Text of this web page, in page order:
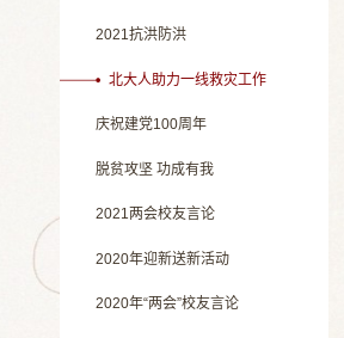
2021抗洪防洪
北大人助力一线救灾工作
庆祝建党100周年
脱贫攻坚 功成有我
2021两会校友言论
2020年迎新送新活动
2020年“两会”校友言论